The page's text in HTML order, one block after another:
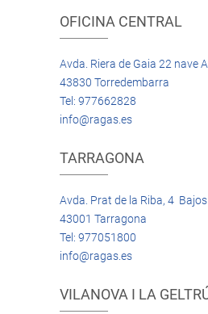
OFICINA CENTRAL
Avda. Riera de Gaia 22 nave A
43830 Torredembarra
Tel: 977662828
info@ragas.es
TARRAGONA
Avda. Prat de la Riba, 4 Bajos
43001 Tarragona
Tel: 977051800
info@ragas.es
VILANOVA I LA